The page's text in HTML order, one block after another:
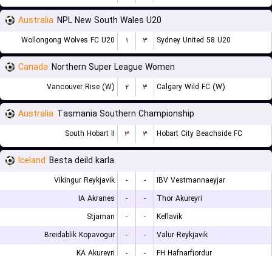
Australia NPL New South Wales U20
Wollongong Wolves FC U20 ۱ ۳ Sydney United 58 U20
Canada Northern Super League Women
Vancouver Rise (W) ۲ ۳ Calgary Wild FC (W)
Australia Tasmania Southern Championship
South Hobart II ۳ ۳ Hobart City Beachside FC
Iceland Besta deild karla
Vikingur Reykjavik - -
IBV Vestmannaeyjar
IA Akranes
- -
Thor Akureyri
Stjarnan
- -
Keflavik
Breidablik Kopavogur
- -
Valur Reykjavik
KA Akureyri
- - FH Hafnarfjordur